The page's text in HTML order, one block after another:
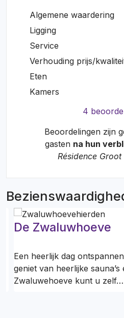
Algemene waardering
Ligging
Service
Verhouding prijs/
Eten
Kamers
4
Beoordelingen zijn
gasten na hun
Résidence
De Zwaluwhoeve
Een heerlijk dag
geniet van heerlijke
Zwaluwehoeve kunt u zelf…